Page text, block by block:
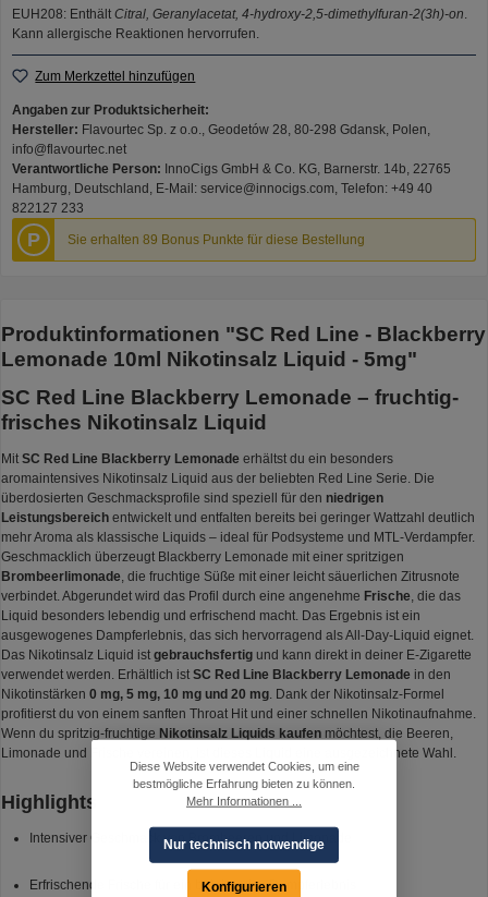
EUH208: Enthält Citral, Geranylacetat, 4-hydroxy-2,5-dimethylfuran-2(3h)-on
Kann allergische Reaktionen hervorrufen.
Zum Merkzettel hinzufügen
Angaben zur Produktsicherheit:
Hersteller: Flavourtec Sp. z o.o., Geodetów 28, 80-298 Gdansk, Polen,
info@flavourtec.net
Verantwortliche Person: InnoCigs GmbH & Co. KG, Barnerstr. 14b, 22765
Hamburg, Deutschland, E-Mail: service@innocigs.com, Telefon: +49 40
822127 233
P Sie erhalten 89 Bonus Punkte für diese Bestellung
Produktinformationen "SC Red Line - Blackberry
Lemonade 10ml Nikotinsalz Liquid - 5mg"
SC Red Line Blackberry Lemonade – fruchtig-
frisches Nikotinsalz Liquid
Mit SC Red Line Blackberry Lemonade erhältst du ein besonders
aromaintensives Nikotinsalz Liquid aus der beliebten Red Line Serie. Die
überdosierten Geschmacksprofile sind speziell für den niedrigen
Leistungsbereich entwickelt und entfalten bereits bei geringer Wattzahl deutlich
mehr Aroma als klassische Liquids – ideal für Podsysteme und MTL-Verdampfer.
Geschmacklich überzeugt Blackberry Lemonade mit einer spritzigen
Brombeerlimonade, die fruchtige Süße mit einer leicht säuerlichen Zitrusnote
verbindet. Abgerundet wird das Profil durch eine angenehme Frische, die das
Liquid besonders lebendig und erfrischend macht. Das Ergebnis ist ein
ausgewogenes Dampferlebnis, das sich hervorragend als All-Day-Liquid eignet.
Das Nikotinsalz Liquid ist gebrauchsfertig und kann direkt in deiner E-Zigarette
verwendet werden. Erhältlich ist SC Red Line Blackberry Lemonade in den
Nikotinstärken 0 mg, 5 mg, 10 mg und 20 mg. Dank der Nikotinsalz-Formel
profitierst du von einem sanften Throat Hit und einer schnellen Nikotinaufnahme.
Wenn du spritzig-fruchtige Nikotinsalz Liquids kaufen möchtest, die Beeren,
Limonade und Frische vereinen, ist dieses Liquid eine ausgezeichnete Wahl.
Highlights
Intensiver Geschmack von Brombeeren und Limonade
Erfrischende Frische für ein belebendes Dampferlebnis
Diese Website verwendet Cookies, um eine
bestmögliche Erfahrung bieten zu können.
Mehr Informationen ...
Nur technisch notwendige
Konfigurieren